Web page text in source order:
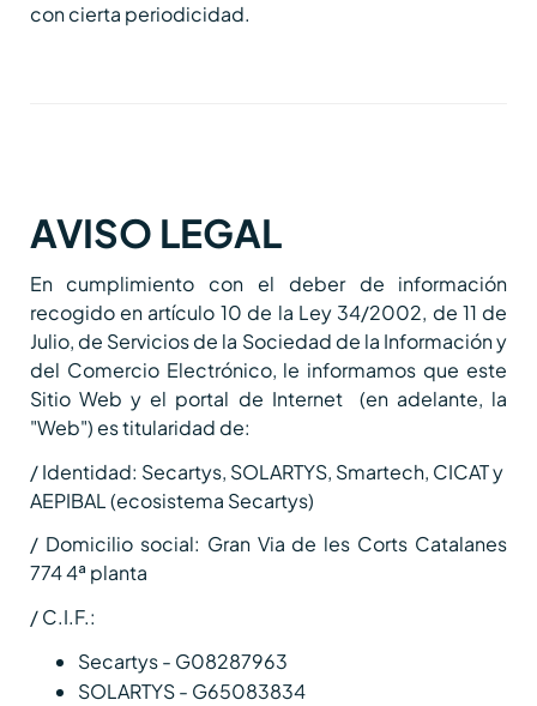
con cierta periodicidad.
AVISO LEGAL
En cumplimiento con el deber de información
recogido en artículo 10 de la Ley 34/2002, de 11 de
Julio, de Servicios de la Sociedad de la Información y
del Comercio Electrónico, le informamos que este
Sitio Web y el portal de Internet (en adelante, la
"Web") es titularidad de:
/ Identidad: Secartys, SOLARTYS, Smartech, CICAT y
AEPIBAL (ecosistema Secartys)
/ Domicilio social: Gran Via de les Corts Catalanes
774 4ª planta
/ C.I.F.:
Secartys - G08287963
SOLARTYS - G65083834